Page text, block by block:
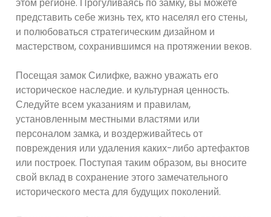
представить себе жизнь тех, кто населял его стены,
и полюбоваться стратегическим дизайном и
мастерством, сохранившимся на протяжении веков.
Посещая замок Силифке, важно уважать его
историческое наследие. и культурная ценность.
Следуйте всем указаниям и правилам,
установленным местными властями или
персоналом замка, и воздерживайтесь от
повреждения или удаления каких-либо артефактов
или построек. Поступая таким образом, вы вносите
свой вклад в сохранение этого замечательного
исторического места для будущих поколений.